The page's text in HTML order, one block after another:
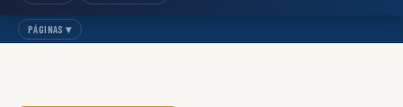
PÁGINAS ▾